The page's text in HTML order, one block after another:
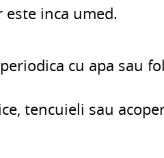
inca umed.
cu apa sau
tencuieli sau